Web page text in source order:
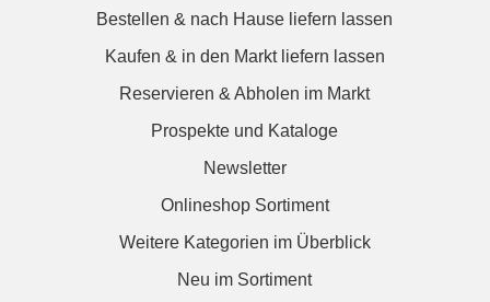
Bestellen & nach Hause liefern lassen
Kaufen & in den Markt liefern lassen
Reservieren & Abholen im Markt
Prospekte und Kataloge
Newsletter
Onlineshop Sortiment
Weitere Kategorien im Überblick
Neu im Sortiment